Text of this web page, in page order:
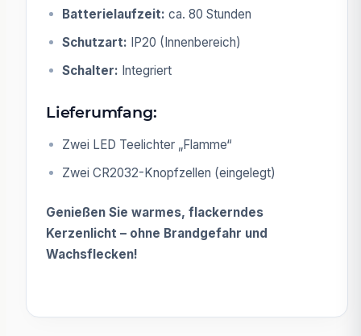
Batterielaufzeit: ca. 80 Stunden
Schutzart: IP20 (Innenbereich)
Schalter: Integriert
Lieferumfang:
Zwei LED Teelichter „Flamme“
Zwei CR2032-Knopfzellen (eingelegt)
Genießen Sie warmes, flackerndes
Kerzenlicht – ohne Brandgefahr und
Wachsflecken!